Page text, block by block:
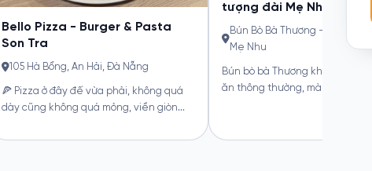
Bello Pizza - Burger & Pasta
Son Tra
105 Hà Bổng, An Hải, Đà Nẵng
🍕 Pizza ở đây đế vừa phải, không quá
dày cũng không quá mỏng, viền giòn...
tượng đài Mẹ Nhu
Bún Bò Bà Thương - Đối diện
Mẹ Nhu
Bún bò bà Thương không chỉ là
ăn thông thường, mà thực sự là...